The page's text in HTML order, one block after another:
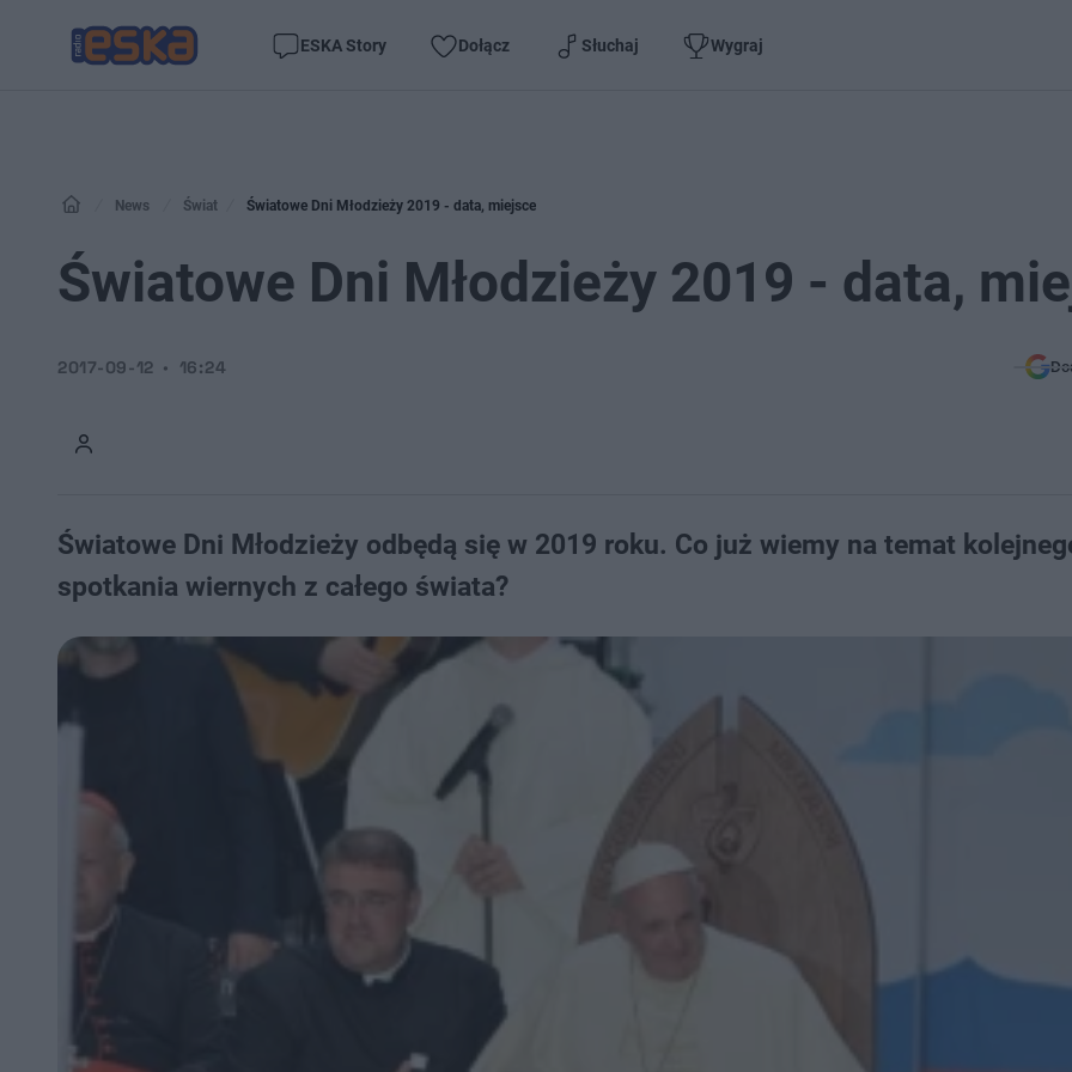
ESKA Story Dołącz Słuchaj Wygraj
News Świat Światowe Dni Młodzieży 2019 - data, miejsce
Światowe Dni Młodzieży 2019 - data,
2017-09-12 16:24
Światowe Dni Młodzieży odbędą się w 2019 roku. Co już wiemy na temat
spotkania wiernych z całego świata?